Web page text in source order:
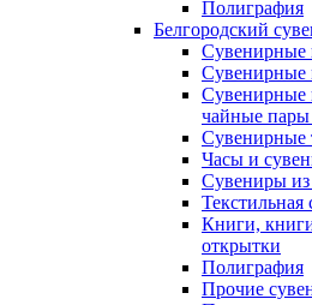
Полиграфия
Белгородский
Сувенирные
Сувенирные
Сувенирные
чайные
Сувенирные
Часы и
Сувениры
Текстильная
Книги,
открытки
Полиграфия
Прочие